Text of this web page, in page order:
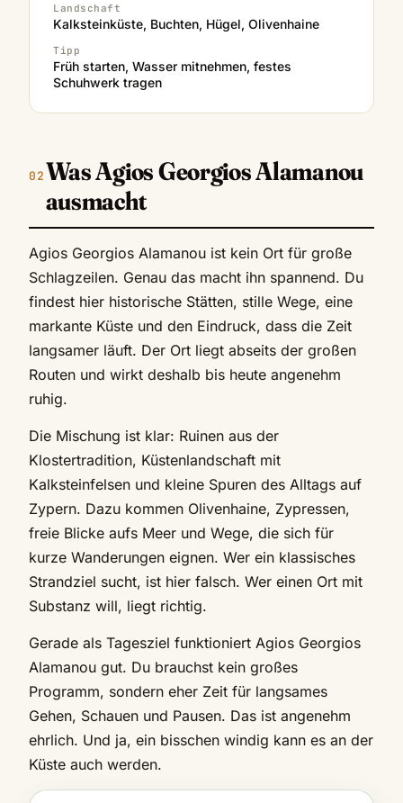
Landschaft
Kalksteinküste, Buchten, Hügel, Olivenhaine
Tipp
Früh starten, Wasser mitnehmen, festes
Schuhwerk tragen
Was Agios Georgios Alamanou
ausmacht
Agios Georgios Alamanou ist kein Ort für große
Schlagzeilen. Genau das macht ihn spannend. Du
findest hier historische Stätten, stille Wege, eine
markante Küste und den Eindruck, dass die Zeit
langsamer läuft. Der Ort liegt abseits der großen
Routen und wirkt deshalb bis heute angenehm
ruhig.
Die Mischung ist klar: Ruinen aus der
Klostertradition, Küstenlandschaft mit
Kalksteinfelsen und kleine Spuren des Alltags auf
Zypern. Dazu kommen Olivenhaine, Zypressen,
freie Blicke aufs Meer und Wege, die sich für
kurze Wanderungen eignen. Wer ein klassisches
Strandziel sucht, ist hier falsch. Wer einen Ort mit
Substanz will, liegt richtig.
Gerade als Tagesziel funktioniert Agios Georgios
Alamanou gut. Du brauchst kein großes
Programm, sondern eher Zeit für langsames
Gehen, Schauen und Pausen. Das ist angenehm
ehrlich. Und ja, ein bisschen windig kann es an der
Küste auch werden.